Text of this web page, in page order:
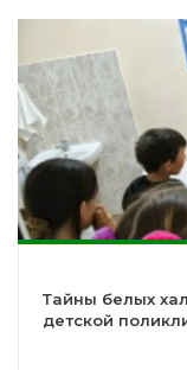
Тайны белых
детской